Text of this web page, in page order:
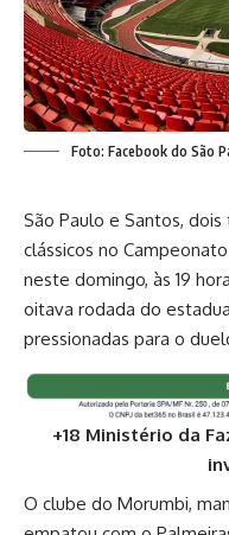
Foto: Facebook do São
São Paulo e Santos,
clássicos no
neste domingo, às 19
oitava rodada do
pressionadas para o
+18 Ministério da
O clube do Morumbi,